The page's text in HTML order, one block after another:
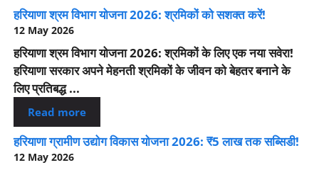
हरियाणा श्रम विभाग योजना 2026: श्रमिकों को सशक्त करें!
12 May 2026
हरियाणा श्रम विभाग योजना 2026: श्रमिकों के लिए एक नया सवेरा!
हरियाणा सरकार अपने मेहनती श्रमिकों के जीवन को बेहतर बनाने के
लिए प्रतिबद्ध ...
Read more
हरियाणा ग्रामीण उद्योग विकास योजना 2026: ₹5 लाख तक सब्सिडी!
12 May 2026